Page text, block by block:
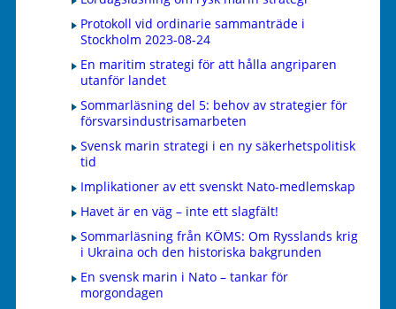
Protokoll vid ordinarie sammanträde i
Stockholm 2023-08-24
En maritim strategi för att hålla angriparen
utanför landet
Sommarläsning del 5: behov av strategier för
försvarsindustrisamarbeten
Svensk marin strategi i en ny säkerhetspolitisk
tid
Implikationer av ett svenskt Nato-medlemskap
Havet är en väg – inte ett slagfält!
Sommarläsning från KÖMS: Om Rysslands krig
i Ukraina och den historiska bakgrunden
En svensk marin i Nato – tankar för
morgondagen